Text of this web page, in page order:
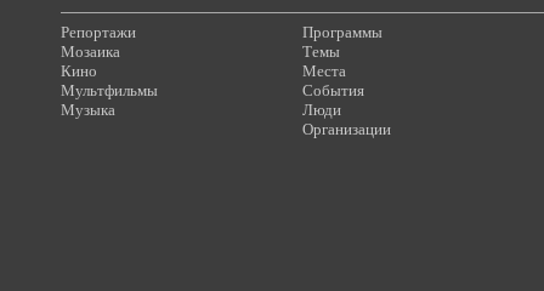
Репортажи
Мозаика
Кино
Мультфильмы
Музыка
Программы
Темы
Места
События
Люди
Организации